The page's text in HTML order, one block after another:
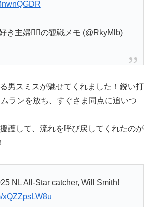
き主婦💁‍♀️の観戦メモ (@RkyMlb)
男スミスが魅せてくれました！鋭い打
ランを放ち、すぐさま同点に追いつ
護して、流れを呼び戻してくれたのが
NL All-Star catcher, Will Smith!
xQZZpsLW8u